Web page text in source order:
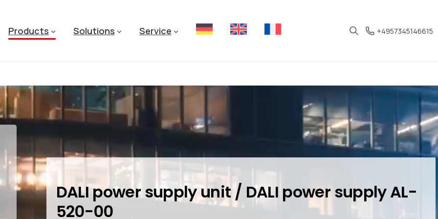
Products Solutions Service +4957345146615
DALI power supply unit / DALI power supply AL-
520-00